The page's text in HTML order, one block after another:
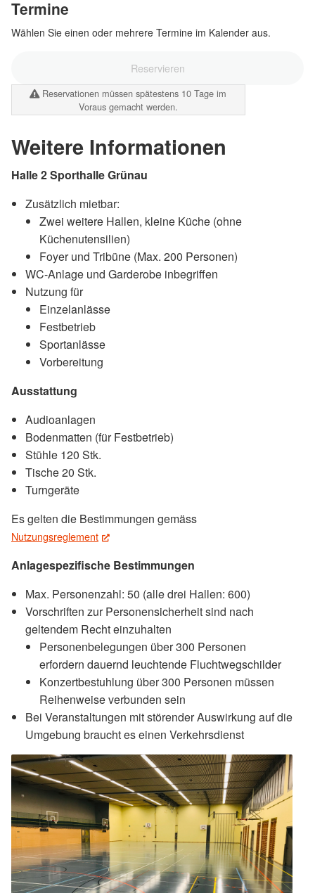
Termine
Wählen Sie einen oder mehrere Termine im Kalender aus.
Reservieren
Reservationen müssen spätestens 10 Tage im
Voraus gemacht werden.
Weitere Informationen
Halle 2 Sporthalle Grünau
Zusätzlich mietbar:
Zwei weitere Hallen, kleine Küche (ohne
Küchenutensilien)
Foyer und Tribüne (Max. 200 Personen)
WC-Anlage und Garderobe inbegriffen
Nutzung für
Einzelanlässe
Festbetrieb
Sportanlässe
Vorbereitung
Ausstattung
Audioanlagen
Bodenmatten (für Festbetrieb)
Stühle 120 Stk.
Tische 20 Stk.
Turngeräte
Es gelten die Bestimmungen gemäss
Nutzungsreglement (External Link)
Anlagespezifische Bestimmungen
Max. Personenzahl: 50 (alle drei Hallen: 600)
Vorschriften zur Personensicherheit sind nach
geltendem Recht einzuhalten
Personenbelegungen über 300 Personen
erfordern dauernd leuchtende Fluchtwegschilder
Konzertbestuhlung über 300 Personen müssen
Reihenweise verbunden sein
Bei Veranstaltungen mit störender Auswirkung auf die
Umgebung braucht es einen Verkehrsdienst